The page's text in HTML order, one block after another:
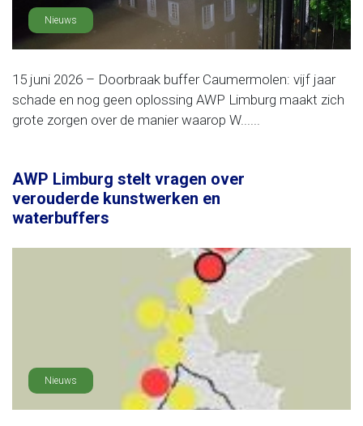
Nieuws
15 juni 2026 – Doorbraak buffer Caumermolen: vijf jaar
schade en nog geen oplossing AWP Limburg maakt zich
grote zorgen over de manier waarop W......
AWP Limburg stelt vragen over
verouderde kunstwerken en
waterbuffers
Nieuws